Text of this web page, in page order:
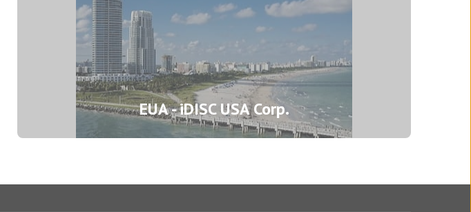
México – Xalapa
Azcárate 60
Tel: (+52) 228 840 8067
EUA - iDISC USA Corp.